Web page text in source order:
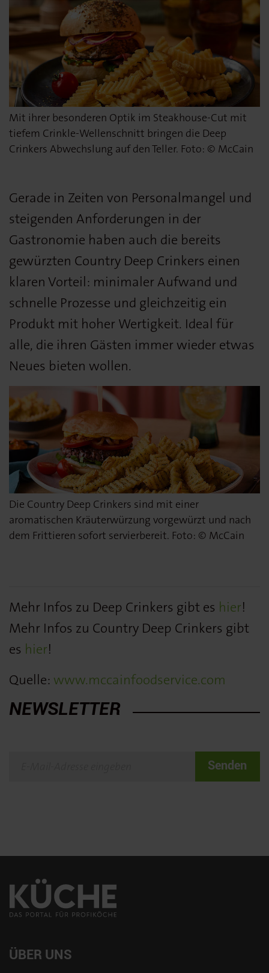
Mit ihrer besonderen Optik im Steakhouse-Cut mit
tiefem Crinkle-Wellenschnitt bringen die Deep
Crinkers Abwechslung auf den Teller. Foto: © McCain
Gerade in Zeiten von Personalmangel und
steigenden Anforderungen in der
Gastronomie haben auch die bereits
gewürzten Country Deep Crinkers einen
klaren Vorteil: minimaler Aufwand und
schnelle Prozesse und gleichzeitig ein
Produkt mit hoher Wertigkeit. Ideal für
alle, die ihren Gästen immer wieder etwas
Neues bieten wollen.
Die Country Deep Crinkers sind mit einer
aromatischen Kräuterwürzung vorgewürzt und nach
dem Frittieren sofort servierbereit. Foto: © McCain
Mehr Infos zu Deep Crinkers gibt es hier!
Mehr Infos zu Country Deep Crinkers gibt
es hier!
Quelle: www.mccainfoodservice.com
NEWSLETTER
Senden
ÜBER UNS